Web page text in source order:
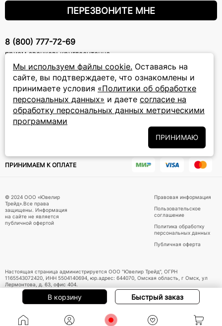
В корзину Быстрый заказ
Мы используем файлы cookie. Оставаясь на
сайте, вы подтверждаете, что ознакомлены и
принимаете условия «Политики об обработке
персональных данных» и даете согласие на
обработку персональных данных метрическими
программами
ПРИНИМАЮ
ПЕРЕЗВОНИТЕ МНЕ
8 (800) 777-72-69
прием звонков: круглосуточно
ПОДПИСКА НА РАССЫЛКУ
Подписаться на новости
Подписываясь на рассылку, вы соглашаетесь с условиями
обработки персональных данных
и даёте своё согласие на их
ПРИНИМАЕМ К ОПЛАТЕ
© 2024 ООО «Ювелир
Трейд».Все права
защищены. Информация
на сайте не является
публичной офертой
Правовая информация
Пользовательское
соглашение
Политика обработку
персональных данных
Публичная оферта
Настоящая страница администрируется ООО "Ювелир Трейд", ОГРН
1165543072420, ИНН 5504140694, юр.адрес: 644070, Омская область, г Омск, ул
Лермонтова, д. 63, офис 404.